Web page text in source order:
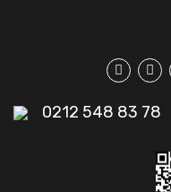
0212 548 83 78